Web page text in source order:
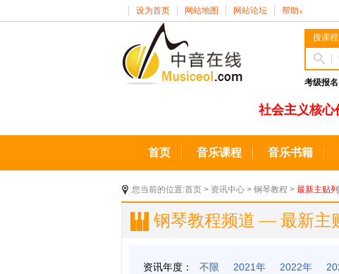
设为首页 网站地图 网站论坛 帮助 ∨
搜课程
考级报名
社会主义核心
首页 音乐课程 音乐书籍
您当前的位置:首页 > 资讯中心 > 钢琴教程 > 最新主贴
钢琴教程频道 — 最新主
资讯年度： 不限 2021年 2022年